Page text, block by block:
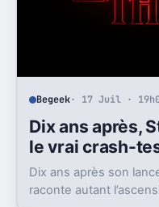
Begeek· 17 Juil ·
Dix ans après,
le vrai crash-
Dix ans après son
raconte autant